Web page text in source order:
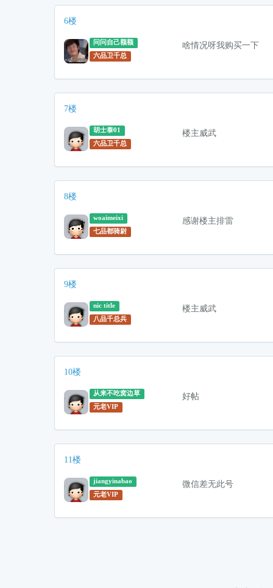
6楼
问问自己额额
六品卫千总
啥情况呀我购买一下
7楼
胡士泰01
六品卫千总
楼主威武
8楼
woaimeixi
七品都骑尉
感谢楼主排雷
9楼
nic title
八品千总兵
楼主威武
10楼
从来不吃窝边草
元老VIP
好帖
11楼
jiangyinabao
元老VIP
微信差无此号